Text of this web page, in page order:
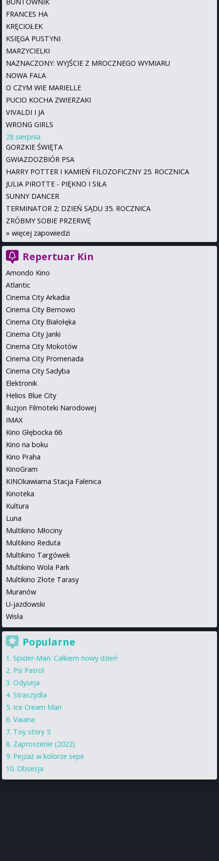
FRANCES HA
KRĘCIOŁEK
KSIĘGA PUSTYNI
MARZYCIELKI
NAZNACZONY: WYJŚCIE Z MROCZNEGO WYMIARU
NOWA FALA
O CZYM WIE MARIELLE
PUCIO KOCHA ZWIERZAKI
VIVALDI I JA
WRONG GIRLS
28 sierpnia
GORZKIE ŚWIĘTA
GWIAZDOZBIÓR PSA
HARRY POTTER I KAMIEŃ FILOZOFICZNY 25. ROCZNICA
JULIA PIROTTE - PIĘKNO I SIŁA
SUNNY DANCER
TERMINATOR 2: DZIEŃ SĄDU 35. ROCZNICA
ZRÓBMY SOBIE PRZERWĘ
» więcej zapowiedzi
Repertuar Kin
Amondo Kino
Atlantic
Cinema City Arkadia
Cinema City Bemowo
Cinema City Białołęka
Cinema City Janki
Cinema City Mokotów
Cinema City Promenada
Cinema City Sadyba
Elektronik
Helios Blue City
Iluzjon Filmoteki Narodowej
IMAX
Kino Głębocka 66
Kino na boku
Kino Praha
KinoGram
KINOkawiarna Stacja Falenica
Kinoteka
Kultura
Luna
Multikino Młociny
Multikino Reduta
Multikino Targówek
Multikino Wola Park
Multikino Złote Tarasy
Muranów
U-jazdowski
Wisła
Popularne
Spider-Man: Całkiem nowy dzień
Psi Patrol
Odyseja
Straszydła
Ice Cream Man
Vaiana
Toy story 5
Zaproszenie (2022)
Pejzaż w kolorze sepii
Obsesja